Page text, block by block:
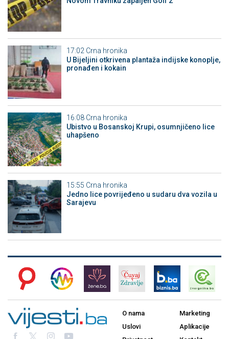
17:02 Crna hronika
​U Bijeljini otkrivena plantaža indijske konoplje,
pronađen i kokain
16:08 Crna hronika
Ubistvo u Bosanskoj Krupi, osumnjičeno lice
uhapšeno
15:55 Crna hronika
Јedno lice povrijeđeno u sudaru dva vozila u
Sarajevu
O nama
Uslovi
Marketing
Aplikacije